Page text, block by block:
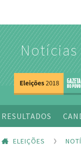
Notícias
RESULTADOS
ELEIÇÕES